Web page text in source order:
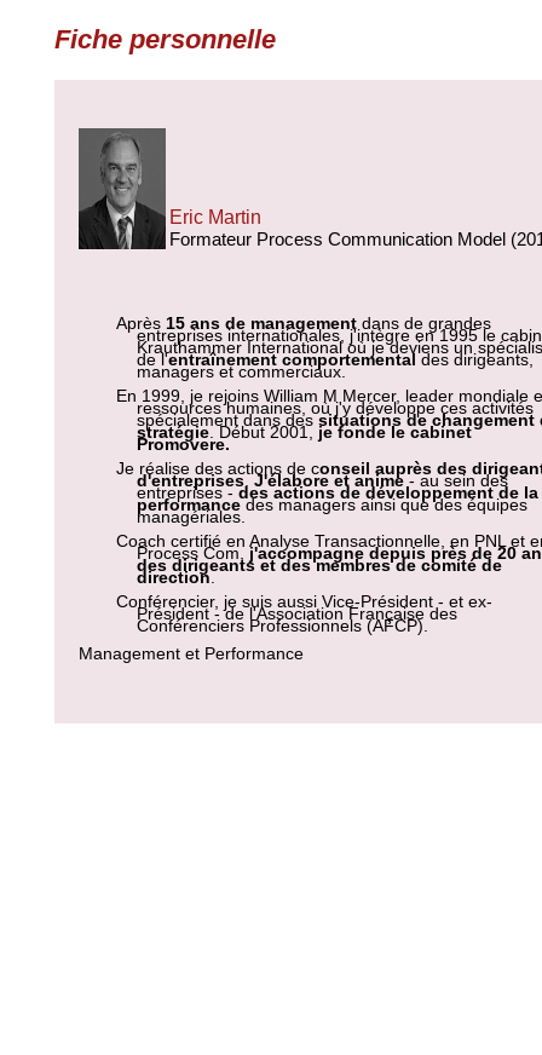
Fiche personnelle
Eric Martin
Formateur Process Communication Model
Après 15 ans de managementdans de grandes
entreprises internationales, j'intègre en 1995 le
Krauthammer International où je deviens un
de l'entraînement comportementaldes dirigeants,
managers et commerciaux.
En 1999, je rejoins William M Mercer, leader mondiale
ressources humaines, où j'y développe ces activités
spécialement dans dessituations de changement
stratégie. Début 2001, je fonde le cabinet
Promovere.
Je réalise des actions de conseil auprès des
d'entreprises.J'élabore et anime- au sein des
entreprises -des actions de développement de la
performancedes managers ainsi que des équipes
managériales.
Coach certifié en Analyse Transactionnelle, en PNL et
Process Com, j'accompagne depuis près de 20
des dirigeants et des membres de comité de
direction.
Conférencier, je suis aussi Vice-Président - et ex-
Président - de l'Association Française des
Conférenciers Professionnels (AFCP).
Management et Performance